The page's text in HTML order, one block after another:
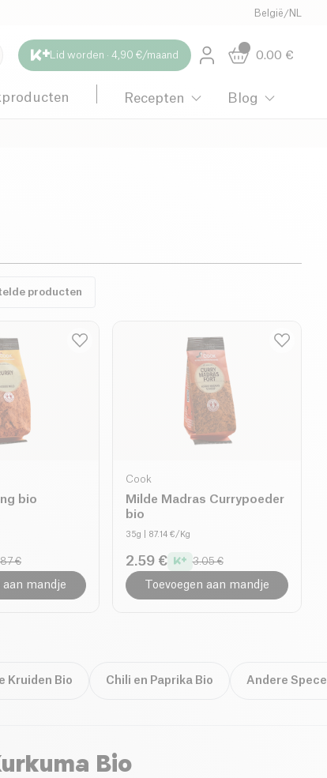
België /NL
Lid worden · 4,90 €/maand 0.00 €
Recepten Blog
producten
bio
€
aan mandje
Cook
Milde Madras Currypoeder
bio
35g | 87.14 €/Kg
2.59 € 3.05 €
Toevoegen aan mandje
Kruiden Bio Chili en Paprika Bio Andere
Bio